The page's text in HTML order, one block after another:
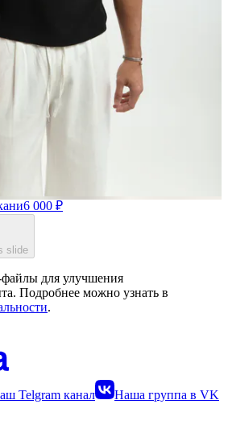
6 000 ₽
slide
для улучшения
Подробнее можно узнать в
.
Telgram канал
Наша группа в VK